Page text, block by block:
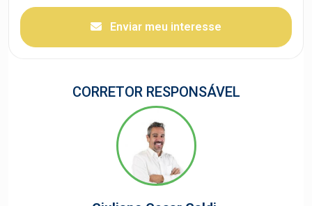
Enviar meu interesse
CORRETOR RESPONSÁVEL